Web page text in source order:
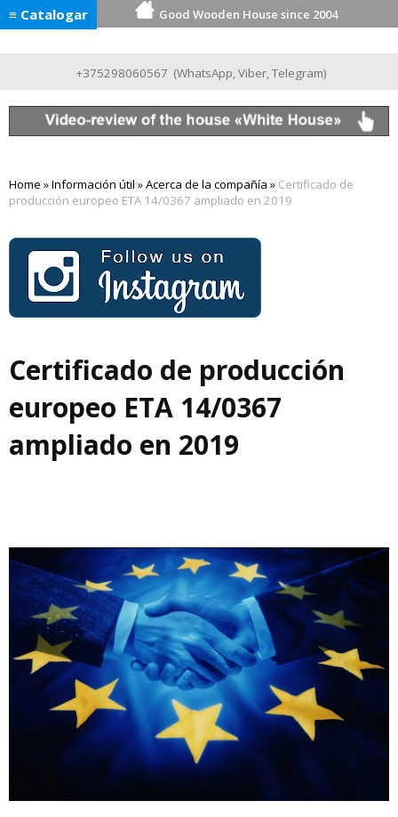
≡ Catalogar Good Wooden House since 2004
+375298060567 (WhatsApp,Viber,Telegram)
Home »Información útil »Acerca de la compañía » Certificado de
producción europeo ETA 14/0367 ampliado en 2019
Certificado de producción
europeo ETA 14/0367
ampliado en 2019